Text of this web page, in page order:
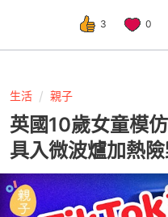
3 0
生活 親子
英國10歲女童模
具入微波爐加熱